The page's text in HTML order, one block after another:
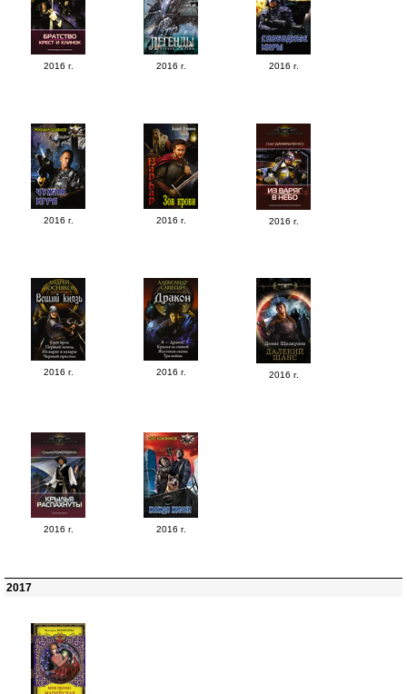
2016 г. 2016 г. 2016 г.
2016 г. 2016 г. 2016 г.
2016 г. 2016 г. 2016 г.
2016 г. 2016 г.
2017